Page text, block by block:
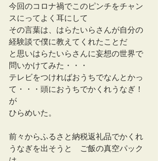
今回のコロナ禍でこのピンチをチャン
スにってよく耳にして
その言葉は、はらたいらさんが自分の
経験談で僕に教えてくれたことだ
と思いはらたいらさんに妄想の世界で
問いかけてみた・・・
テレビをつければおうちでなんとかっ
て・・・頭におうちでかくれうなぎ！
が
ひらめいた。
前々からふるさと納税返礼品でかくれ
うなぎを出そうと　ご飯の真空パック